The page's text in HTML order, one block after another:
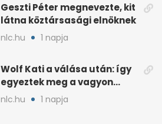
Geszti Péter megnevezte, kit
látna köztársasági elnöknek
nlc.hu 1 napja
Wolf Kati a válása után: így
egyeztek meg a vagyon
megosztásáról
nlc.hu 1 napja